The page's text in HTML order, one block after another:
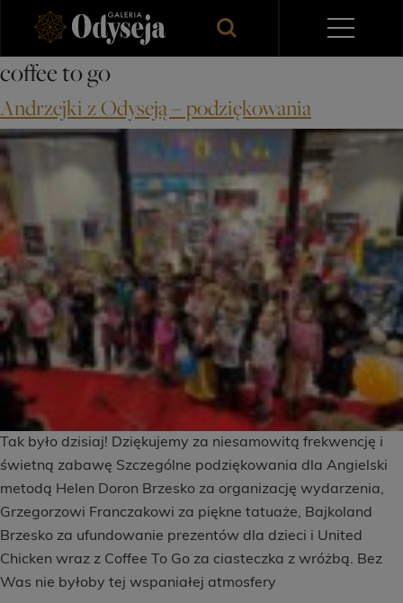
coffee to go
Andrzejki z Odyseją – podziękowania
Tak było dzisiaj! Dziękujemy za niesamowitą frekwencję i
świetną zabawę Szczególne podziękowania dla Angielski
metodą Helen Doron Brzesko za organizację wydarzenia,
Grzegorzowi Franczakowi za piękne tatuaże, Bajkoland
Brzesko za ufundowanie prezentów dla dzieci i United
Chicken wraz z Coffee To Go za ciasteczka z wróżbą. Bez
Was nie byłoby tej wspaniałej atmosfery